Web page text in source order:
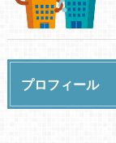
プロフィール